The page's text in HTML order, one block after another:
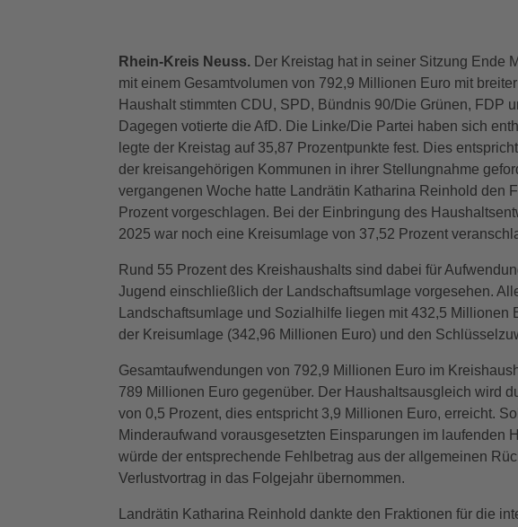
Rhein-Kreis Neuss. Der Kreistag hat in seiner Sitzung Ende
mit einem Gesamtvolumen von 792,9 Millionen Euro mit
Haushalt stimmten CDU, SPD, Bündnis 90/Die Grünen, FDP
Dagegen votierte die AfD. Die Linke/Die Partei haben sich
legte der Kreistag auf 35,87 Prozentpunkte fest. Dies
der kreisangehörigen Kommunen in ihrer Stellungnahme
vergangenen Woche hatte Landrätin Katharina Reinhold den
Prozent vorgeschlagen. Bei der Einbringung des
2025 war noch eine Kreisumlage von 37,52 Prozent
Rund 55 Prozent des Kreishaushalts sind dabei für
Jugend einschließlich der Landschaftsumlage vorgesehen.
Landschaftsumlage und Sozialhilfe liegen mit 432,5
der Kreisumlage (342,96 Millionen Euro) und den
Gesamtaufwendungen von 792,9 Millionen Euro im
789 Millionen Euro gegenüber. Der Haushaltsausgleich wird
von 0,5 Prozent, dies entspricht 3,9 Millionen Euro, erreicht.
Minderaufwand vorausgesetzten Einsparungen im laufenden
würde der entsprechende Fehlbetrag aus der allgemeinen
Verlustvortrag in das Folgejahr übernommen.
Landrätin Katharina Reinhold dankte den Fraktionen für die